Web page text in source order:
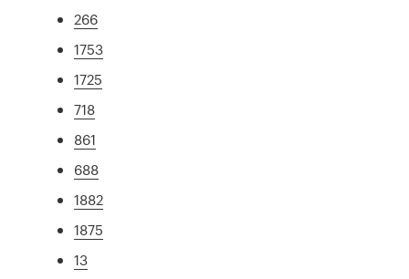
266
1753
1725
718
861
688
1882
1875
13